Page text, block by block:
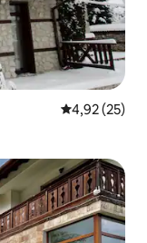
Évaluation
4,92 (25)